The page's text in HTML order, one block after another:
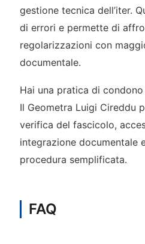
gestione tecnica dell’iter.
di errori e permette di
regolarizzazioni con
documentale.
Hai una pratica di
Il Geometra Luigi Cireddu
verifica del fascicolo,
integrazione documentale
procedura semplificata.
FAQ